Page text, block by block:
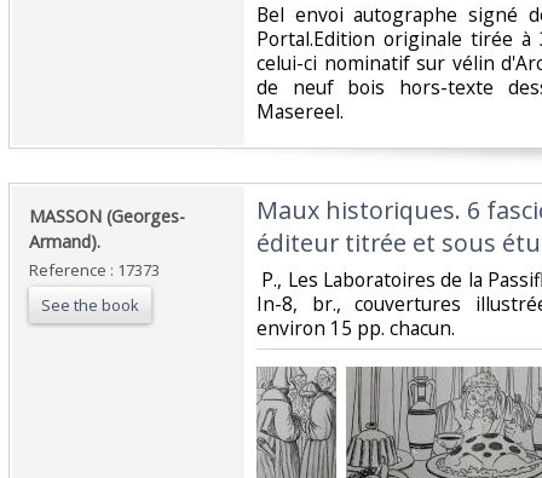
‎Bel envoi autographe signé
Portal.Edition originale tirée à
celui-ci nominatif sur vélin
de neuf bois hors-texte
Masereel. ‎
‎MASSON (Georges-
Armand). ‎
Reference : 17373
See the book
‎Maux historiques. 6
éditeur titrée et sous
P., Les Laboratoires de la
In-8, br., couvertures
environ 15 pp. chacun. ‎